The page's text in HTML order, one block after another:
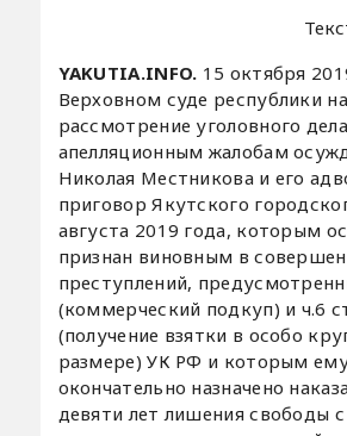
YAKUTIA.INFO. 15 октября
Верховном суде республики
рассмотрение уголовного
апелляционным жалобам
Николая Местникова и его
приговор Якутского
августа 2019 года, которым
признан виновным в
преступлений,
(коммерческий подкуп) и ч.6
(получение взятки в особо
размере) УК РФ и которым
окончательно назначено
девяти лет лишения свободы